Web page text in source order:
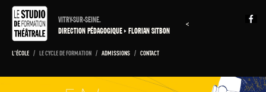
VITRY-SUR-SEINE.
DIRECTION PÉDAGOGIQUE FLORIAN SITBON
<
L'ÉCOLE / LE CYCLE DE FORMATION / ADMISSIONS / CONTACT